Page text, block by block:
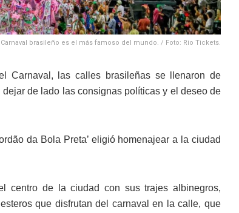
Carnaval brasileño es el más famoso del mundo. / Foto: Rio Tickets.
Carnaval, las calles brasileñas se llenaron de
de lado las consignas políticas y el deseo de
da Bola Preta’ eligió homenajear a la ciudad
centro de la ciudad con sus trajes albinegros,
que disfrutan del carnaval en la calle, que